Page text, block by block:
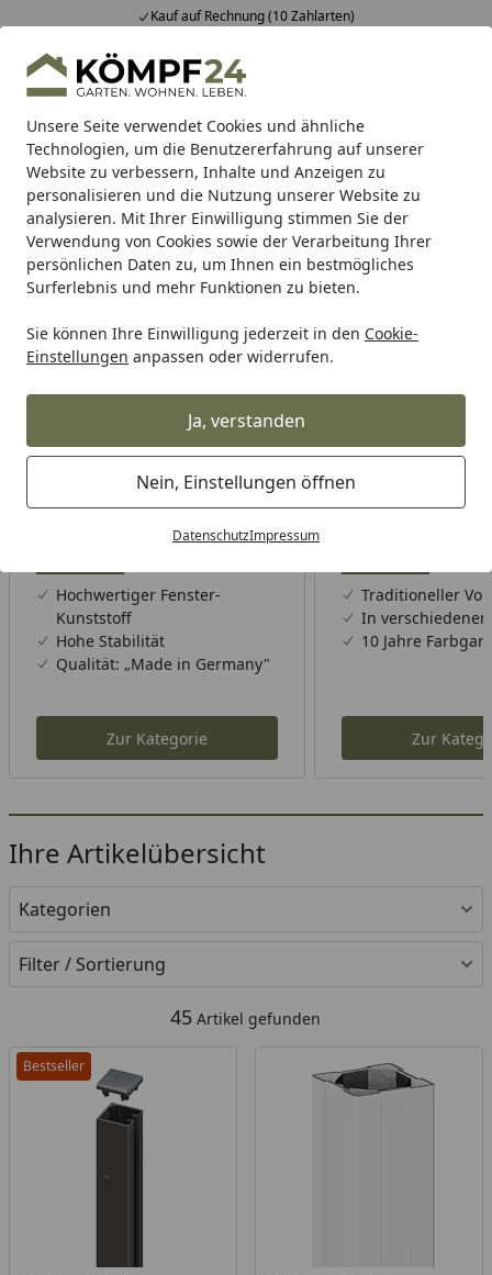
Unsere Seite verwendet Cookies und ähnliche
Technologien, um die Benutzererfahrung auf unserer
Website zu verbessern, Inhalte und Anzeigen zu
personalisieren und die Nutzung unserer Website zu
analysieren. Mit Ihrer Einwilligung stimmen Sie der
Verwendung von Cookies sowie der Verarbeitung Ihrer
persönlichen Daten zu, um Ihnen ein bestmögliches
Surferlebnis und mehr Funktionen zu bieten.
Sie können Ihre Einwilligung jederzeit in den Cookie-
Einstellungen anpassen oder widerrufen.
Ja, verstanden
Nein, Einstellungen öffnen
DatenschutzImpressum
Kauf auf Rechnung (10 Zahlarten)
Alle Produkte
Mein Konto
Suchen
Startseite
TraumGarten Vorgartenzäune Kunststoff
TraumGarten Kunststoff
Vorgartenzäune
Longlife Serie Cleo
Hochwertiger Fenster-
Kunststoff
Hohe Stabilität
Qualität: „Made in Germany"
Zur Kategorie
Traditioneller
In
10 Jahre
Zur
Ihre Artikelübersicht
Kategorien
Filter / Sortierung
45 Artikel gefunden
Bestseller